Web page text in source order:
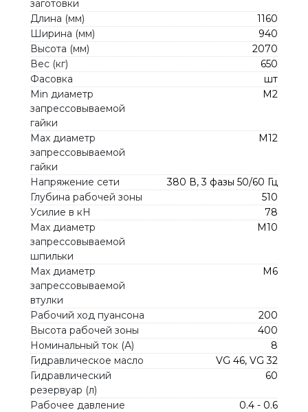
заготовки
Длина (мм)
1160
Ширина (мм)
940
Высота (мм)
2070
Вес (кг)
650
Фасовка
шт
Min диаметр
запрессовываемой
гайки
М2
Max диаметр
запрессовываемой
гайки
М12
Напряжение сети
380 В, 3 фазы 50/60 Гц
Глубина рабочей зоны
510
Усилие в кН
78
Max диаметр
запрессовываемой
шпильки
M10
Max диаметр
запрессовываемой
втулки
М6
Рабочий ход пуансона
200
Высота рабочей зоны
400
Номинальный ток (А)
8
Гидравлическое масло
VG 46, VG 32
Гидравлический
резервуар (л)
60
Рабочее давление
0.4 - 0.6